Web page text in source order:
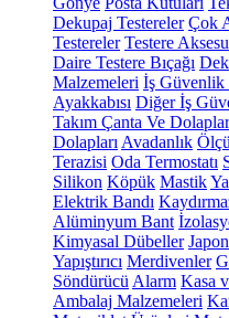
Dekupaj Testereler Çok
Testereler Testere
Daire Testere Bıçağı
Malzemeleri İş Güvenlik
Ayakkabısı Diğer İş
Takım Çanta Ve
Dolapları Avadanlık
Terazisi Oda Termostatı
Silikon Köpük Mastik
Elektrik Bandı
Alüminyum Bant
Kimyasal Dübeller Japon
Yapıştırıcı Merdivenler
Söndürücü Alarm Kasa
Ambalaj Malzemeleri